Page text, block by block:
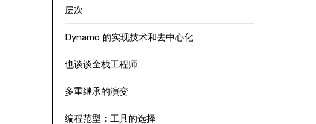
层次
Dynamo 的实现技术和去中心化
也谈谈全栈工程师
多重继承的演变
编程范型：工具的选择